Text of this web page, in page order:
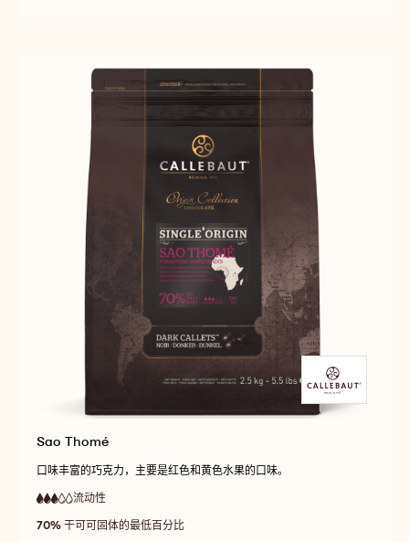
Sao Thomé
口味丰富的巧克力，主要是红色和黄色水果的口味。
3
out
流动性
等
70% 干可可固体的最低百分比